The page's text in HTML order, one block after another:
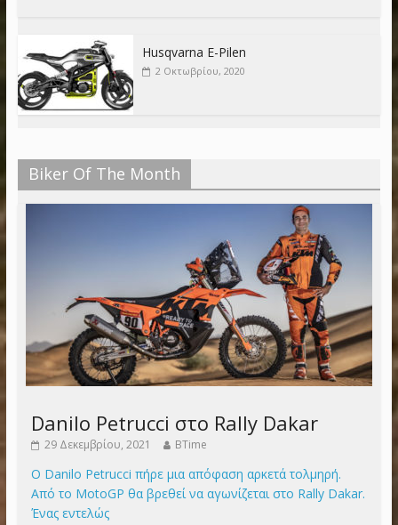
Husqvarna E-Pilen
2 Οκτωβρίου, 2020
Biker Of The Month
Danilo Petrucci στο Rally Dakar
29 Δεκεμβρίου, 2021 BTime
Ο Danilo Petrucci πήρε μια απόφαση αρκετά τολμηρή.
Από το MotoGP θα βρεθεί να αγωνίζεται στο Rally Dakar.
Ένας εντελώς